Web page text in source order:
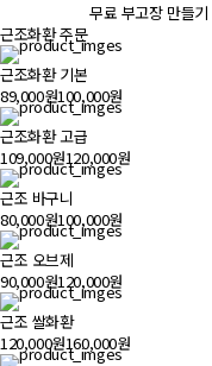
무료 부고장 만들기
근조화환 주문
근조화환 기본
89,000원100,000원
근조화환 고급
109,000원120,000원
근조 바구니
80,000원100,000원
근조 오브제
90,000원120,000원
근조 쌀화환
120,000원160,000원